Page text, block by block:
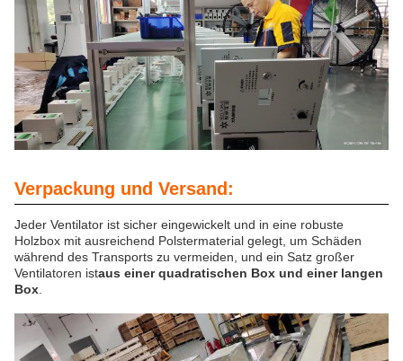
Verpackung und Versand:
Jeder Ventilator ist sicher eingewickelt und in eine robuste
Holzbox mit ausreichend Polstermaterial gelegt, um Schäden
während des Transports zu vermeiden, und ein Satz großer
Ventilatoren istaus einer quadratischen Box und einer langen
Box